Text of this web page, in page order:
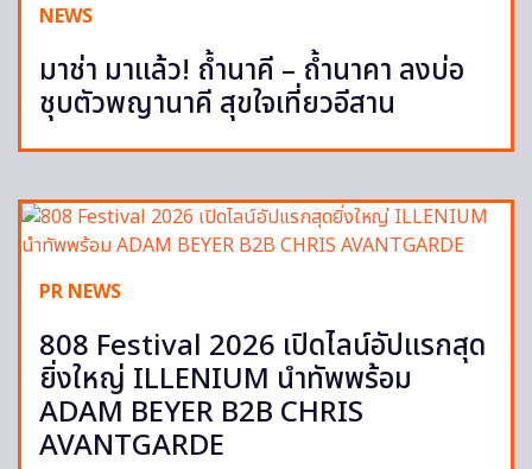
NEWS
มาช่า มาแล้ว! ถ้ำนาคี – ถ้ำนาคา ลงบ่อ
ชุบตัวพญานาคี สุขใจเที่ยวอีสาน
PR NEWS
808 Festival 2026 เปิดไลน์อัปแรกสุด
ยิ่งใหญ่ ILLENIUM นำทัพพร้อม
ADAM BEYER B2B CHRIS
AVANTGARDE